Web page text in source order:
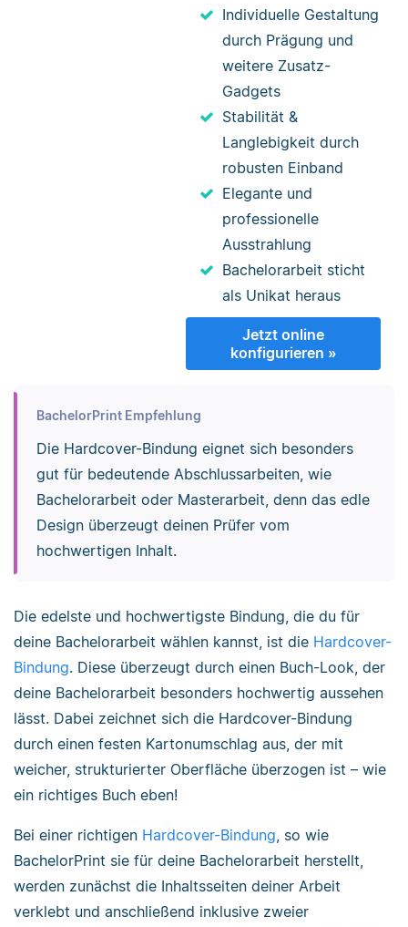
Individuelle Gestaltung
durch Prägung und
weitere Zusatz-
Gadgets
Stabilität &
Langlebigkeit durch
robusten Einband
Elegante und
professionelle
Ausstrahlung
Bachelorarbeit sticht
als Unikat heraus
Jetzt online
konfigurieren »
BachelorPrint Empfehlung
Die Hardcover-Bindung eignet sich besonders
gut für bedeutende Abschlussarbeiten, wie
Bachelorarbeit oder Masterarbeit, denn das edle
Design überzeugt deinen Prüfer vom
hochwertigen Inhalt.
Die edelste und hochwertigste Bindung, die du für
deine Bachelorarbeit wählen kannst, ist die Hardcover-
Bindung. Diese überzeugt durch einen Buch-Look, der
deine Bachelorarbeit besonders hochwertig aussehen
lässt. Dabei zeichnet sich die Hardcover-Bindung
durch einen festen Kartonumschlag aus, der mit
weicher, strukturierter Oberfläche überzogen ist – wie
ein richtiges Buch eben!
Bei einer richtigen Hardcover-Bindung, so wie
BachelorPrint sie für deine Bachelorarbeit herstellt,
werden zunächst die Inhaltsseiten deiner Arbeit
verklebt und anschließend inklusive zweier